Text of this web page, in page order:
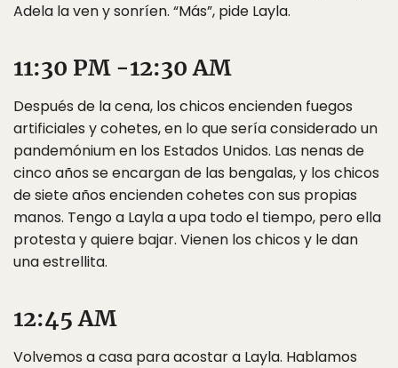
Adela la ven y sonríen. “Más”, pide Layla.
11:30 PM -12:30 AM
Después de la cena, los chicos encienden fuegos
artificiales y cohetes, en lo que sería considerado un
pandemónium en los Estados Unidos. Las nenas de
cinco años se encargan de las bengalas, y los chicos
de siete años encienden cohetes con sus propias
manos. Tengo a Layla a upa todo el tiempo, pero ella
protesta y quiere bajar. Vienen los chicos y le dan
una estrellita.
12:45 AM
Volvemos a casa para acostar a Layla. Hablamos